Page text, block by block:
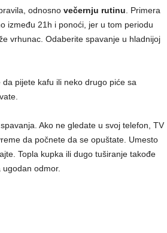
odnosno večernju rutinu . Primera
između 21h i ponoći, jer u tom periodu
vrhunac. Odaberite spavanje u hladnijoj
pijete kafu ili neko drugo piće sa
Ako ne gledate u svoj telefon, TV
da počnete da se opuštate. Umesto
Topla kupka ili dugo tuširanje takođe
odmor.